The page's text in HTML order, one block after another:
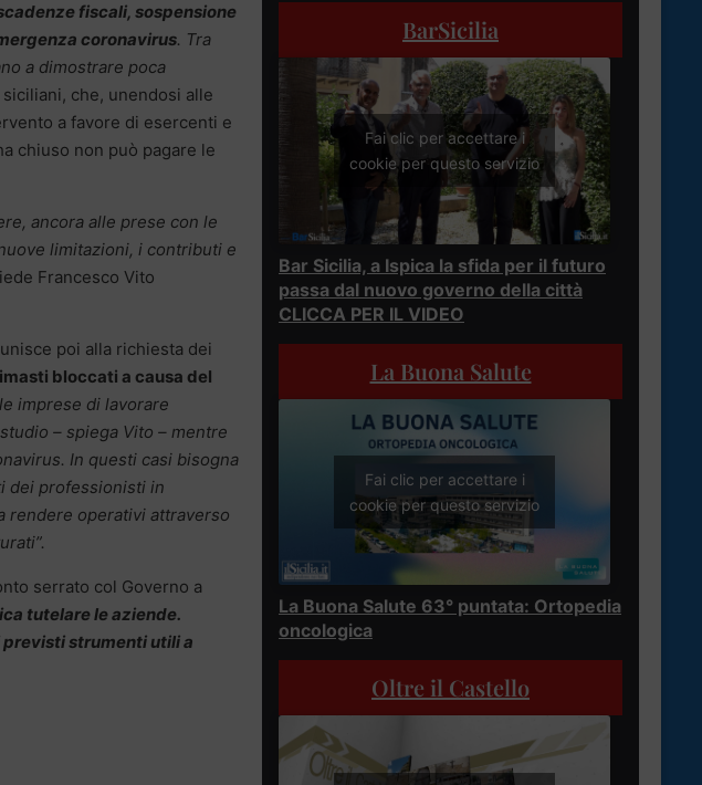
fiscali, sospensione
coronavirus. Tra
a dimostrare poca
che, unendosi alle
a favore di esercenti e
chiuso non può pagare le
ancora alle prese con le
limitazioni, i contributi e
Francesco Vito
poi alla richiesta dei
bloccati a causa del
imprese di lavorare
– spiega Vito – mentre
In questi casi bisogna
dei professionisti in
rendere operativi attraverso
serrato col Governo a
tutelare le aziende.
previsti strumenti utili a
BarSicilia
Fai clic per accettare i
cookie per questo servizio
Bar Sicilia, a Ispica la sfida per il futuro
passa dal nuovo governo della città
CLICCA PER IL VIDEO
La Buona Salute
Fai clic per accettare i
cookie per questo servizio
La Buona Salute 63° puntata: Ortopedia
oncologica
Oltre il Castello